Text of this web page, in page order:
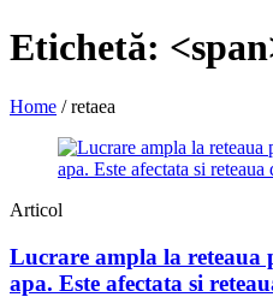
Etichetă:
Home /retaea
Articol
Lucrare ampla la reteaua
apa. Este afectata si